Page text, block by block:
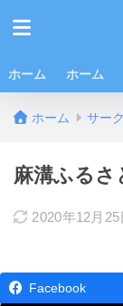
ホーム ホーム
ホーム サー
麻溝ふるさ
2020年12月25
Facebook